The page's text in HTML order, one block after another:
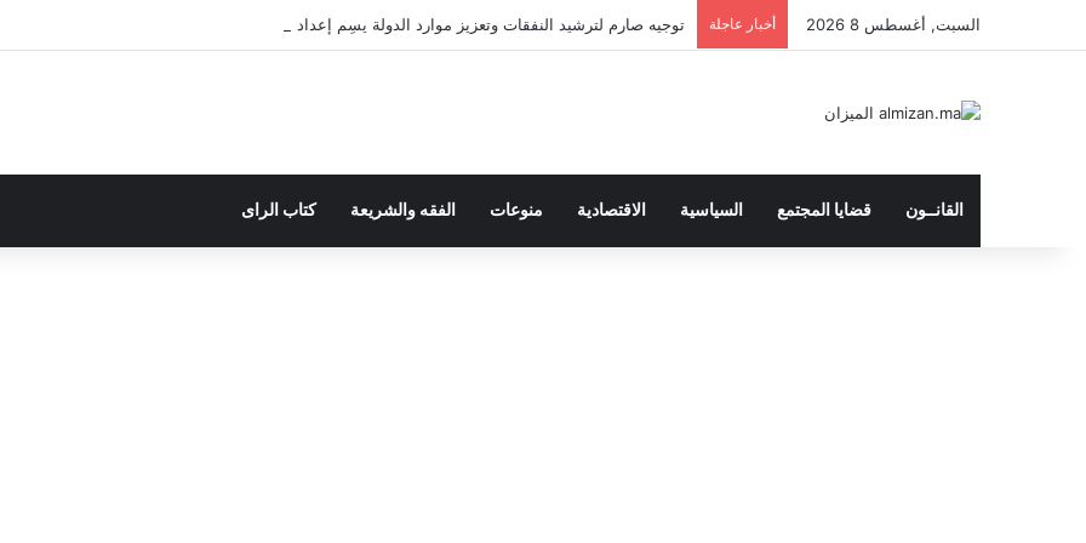
السبت, أغسطس 8 2026 أخبار عاجلة توجيه صارم لترشيد النفقات وتعزيز موارد الدولة يسِم إعداد ميزانية 2027
القانــون قضايا المجتمع السياسية الاقتصادية منوعات الفقه والشريعة كتاب الراى